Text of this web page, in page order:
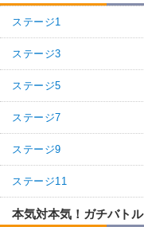
ステージ1
ステージ3
ステージ5
ステージ7
ステージ9
ステージ11
本気対本気！ガチバトル